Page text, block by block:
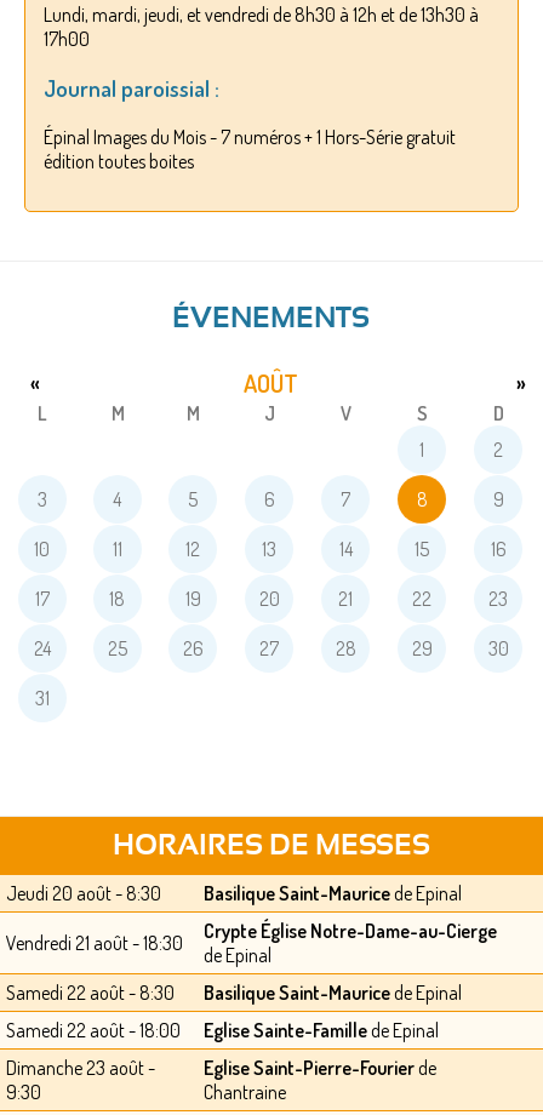
Lundi, mardi, jeudi, et vendredi de 8h30 à 12h et de 13h30 à
17h00
Journal paroissial :
Épinal Images du Mois - 7 numéros + 1 Hors-Série gratuit
édition toutes boites
ÉVENEMENTS
AOÛT
« »
L M M J V S
D
1
2
3 4 5 6 7 8 9
10 11 12 13 14 15 16
17 18 19 20 21 22 23
24 25 26 27 28 29 30
31
HORAIRES DE MESSES
Jeudi 20 août - 8:30 Basilique Saint-Mauricede Epinal
Vendredi 21 août - 18:30
Crypte Église Notre-Dame-au-Cierge
de Epinal
Samedi 22 août - 8:30
Basilique Saint-Mauricede Epinal
Samedi 22 août - 18:00
Eglise Sainte-Famillede Epinal
Dimanche 23 août -
9:30
Eglise Saint-Pierre-Fourierde
Chantraine